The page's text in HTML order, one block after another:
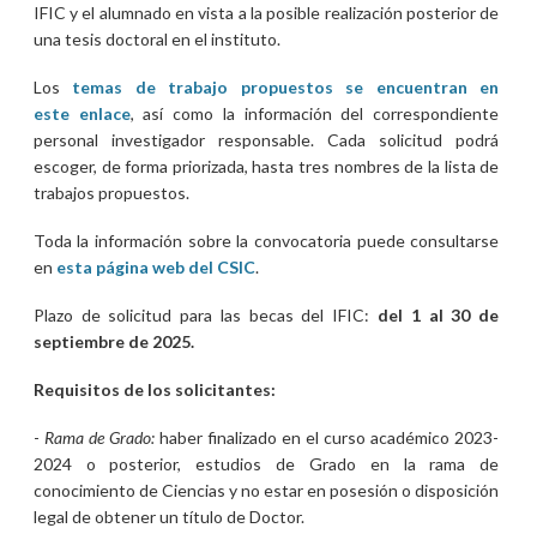
IFIC y el alumnado en vista a la posible realización posterior de
una tesis doctoral en el instituto.
Los
temas de trabajo propuestos se encuentran en
este enlace, así como la información del correspondiente
personal investigador responsable. Cada solicitud podrá
escoger, de forma priorizada, hasta tres nombres de la lista de
trabajos propuestos.
Toda la información sobre la convocatoria puede consultarse
en esta página web del CSIC.
Plazo de solicitud para las becas del IFIC: del 1 al 30 de
septiembre de 2025.
Requisitos de los solicitantes:
- Rama de Grado:haber finalizado en el curso académico 2023-
2024 o posterior, estudios de Grado en la rama de
conocimiento de Ciencias y no estar en posesión o disposición
legal de obtener un título de Doctor.